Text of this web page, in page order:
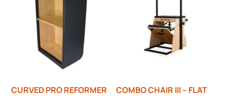
CURVED PRO REFORMER
COMBO CHAIR III – FLAT